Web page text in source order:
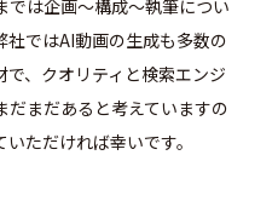
では企画～構成～執筆につい
ではAI動画の生成も多数の
、クオリティと検索エンジ
だまだあると考えていますの
ただければ幸いです。